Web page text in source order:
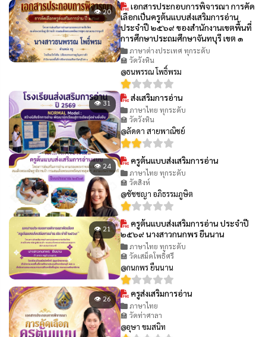
👁 20
เอกสารประกอบการพิจารณา การคัด
เลือกเป็นครูต้นแบบส่งเสริมการอ่าน
ประจำปี ๒๕๖๙ ของสำนักงานเขตพื้นที่
การศึกษาประถมศึกษาจันทบุรี เขต ๑
ภาษาต่างประเทศ ทุกระดับ
🏫 วัดวังหิน
@ธนพรรณ โพธิ์พรม
👁 31 ส่งเสริมการอ่าน
ภาษาไทย ทุกระดับ
🏫 วัดวังหิน
@ลัดดา สายพาณิชย์
👁 24 ครูต้นแบบส่งเสริมการอ่าน
ภาษาไทย ทุกระดับ
🏫 วัดสิงห์
@ชัชชญา อภิธรรมภูษิต
👁 21
ครูต้นแบบส่งเสริมการอ่าน ประจำปี
๒๕๖๙ นางสาวกนกพร ยืนนาน
ภาษาไทย ทุกระดับ
🏫 วัดเสม็ดโพธิ์ศรี
@กนกพร ยืนนาน
👁 26 ครูส่งเสริมการอ่าน
ภาษาไทย
🏫 วัดท่าศาลา
@อุษา ขมสนิท